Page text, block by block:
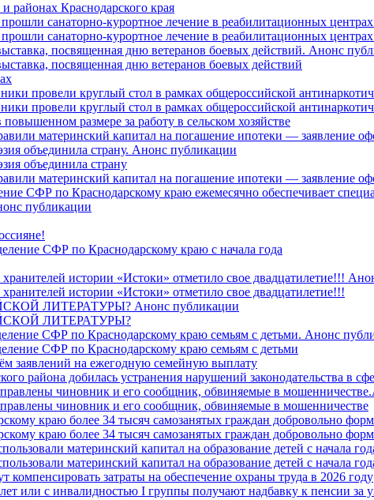
районах Краснодарского края
санаторно-курортное лечение в реабилитационных
санаторно-курортное лечение в реабилитационных
посвященная дню ветеранов боевых действий. Анонс
посвященная дню ветеранов боевых действий
провели круглый стол в рамках общероссийской
провели круглый стол в рамках общероссийской
размере за работу в сельском хозяйстве
материнский капитал на погашение ипотеки — заявление
объединила страну. Анонс публикации
объединила страну
материнский капитал на погашение ипотеки — заявление
СФР по Краснодарскому краю ежемесячно обеспечивает
публикации
СФР по Краснодарскому краю с начала года
истории «Истоки» отметило свое двадцатилетие!!!
истории «Истоки» отметило свое двадцатилетие!!!
ЛИТЕРАТУРЫ? Анонс публикации
ЛИТЕРАТУРЫ?
СФР по Краснодарскому краю семьям с детьми. Анонс
СФР по Краснодарскому краю семьям с детьми
заявлений на ежегодную семейную выплату
района добилась устранения нарушений законодательства в
чиновник и его сообщник, обвиняемые в
чиновник и его сообщник, обвиняемые в мошенничестве
краю более 34 тысяч самозанятых граждан добровольно
краю более 34 тысяч самозанятых граждан добровольно
материнский капитал на образование детей с начала
материнский капитал на образование детей с начала
компенсировать затраты на обеспечение охраны труда в 2026 году
или с инвалидностью I группы получают надбавку к пенсии за